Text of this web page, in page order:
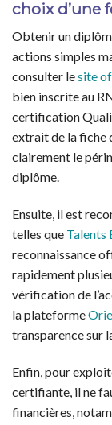
choix d’une
Obtenir un
actions simples
consulter lesite
bien inscrite au
certification
extrait de la fiche
clairement le
diplôme.
Ensuite, il est
telles que Talents
reconnaissance
rapidement
vérification de
la plateforme
transparence sur
Enfin, pour
certifiante, il ne
financières,